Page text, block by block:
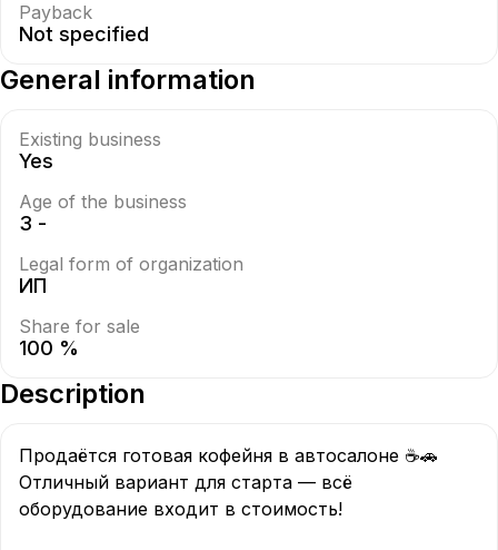
Payback
Not specified
General information
Existing business
Yes
Age of the business
3 -
Legal form of organization
ИП
Share for sale
100 %
Description
Продаётся готовая кофейня в автосалоне ☕🚗
Отличный вариант для старта — всё
оборудование входит в стоимость!